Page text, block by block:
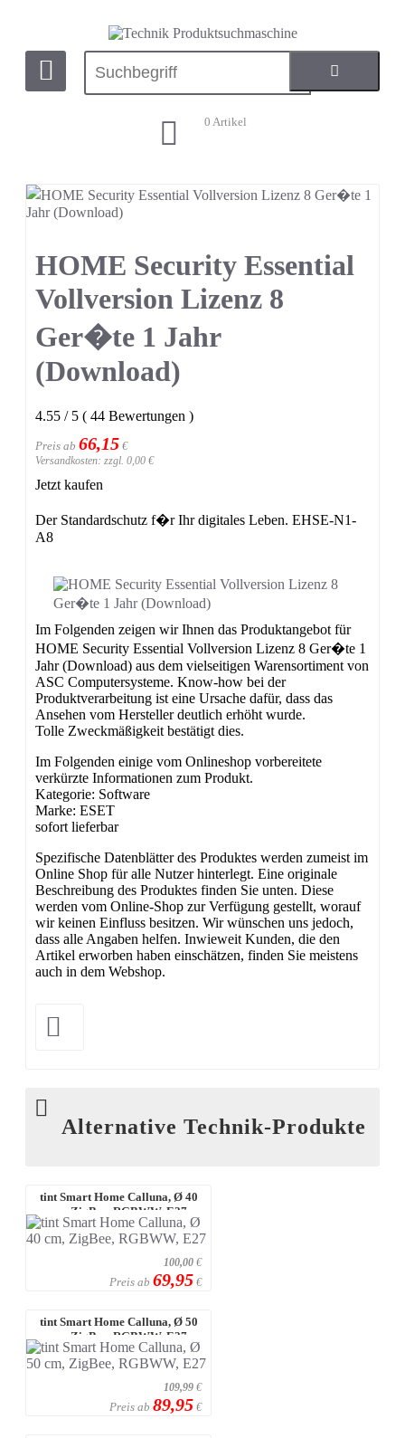
0 Artikel
HOME Security Essential
Vollversion Lizenz 8
Ger�te 1 Jahr
(Download)
4.55 / 5 ( 44 Bewertungen )
Preis ab 66,15 €
Versandkosten: zzgl. 0,00 €
Jetzt kaufen
Der Standardschutz f�r Ihr digitales Leben. EHSE-N1-
A8
Im Folgenden zeigen wir Ihnen das Produktangebot für
HOME Security Essential Vollversion Lizenz 8 Ger�te 1
Jahr (Download) aus dem vielseitigen Warensortiment von
ASC Computersysteme. Know-how bei der
Produktverarbeitung ist eine Ursache dafür, dass das
Ansehen vom Hersteller deutlich erhöht wurde.
Tolle Zweckmäßigkeit bestätigt dies.
Im Folgenden einige vom Onlineshop vorbereitete
verkürzte Informationen zum Produkt.
Kategorie: Software
Marke: ESET
sofort lieferbar
Spezifische Datenblätter des Produktes werden zumeist im
Online Shop für alle Nutzer hinterlegt. Eine originale
Beschreibung des Produktes finden Sie unten. Diese
werden vom Online-Shop zur Verfügung gestellt, worauf
wir keinen Einfluss besitzen. Wir wünschen uns jedoch,
dass alle Angaben helfen. Inwieweit Kunden, die den
Artikel erworben haben einschätzen, finden Sie meistens
auch in dem Webshop.
Alternative Technik-Produkte
tint Smart Home Calluna, Ø 40
cm, ZigBee, RGBWW, E27
100,00 €
Preis ab 69,95 €
tint Smart Home Calluna, Ø 50
cm, ZigBee, RGBWW, E27
109,99 €
Preis ab 89,95 €